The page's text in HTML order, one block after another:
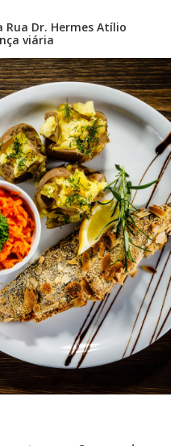
Dr. Hermes Atílio
viária